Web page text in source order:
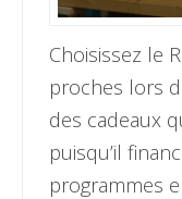
Choisissez le
proches lors
des cadeaux
puisqu’il
programmes